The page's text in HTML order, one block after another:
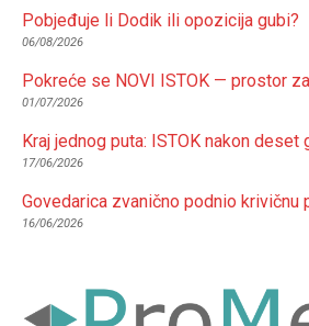
Pobjeđuje li Dodik ili opozicija gubi?
06/08/2026
Pokreće se NOVI ISTOK — prostor
01/07/2026
Kraj jednog puta: ISTOK nakon deset
17/06/2026
Govedarica zvanično podnio krivičnu
16/06/2026